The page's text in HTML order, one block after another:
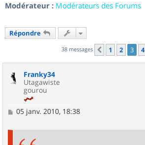
Modérateur : Modérateurs des Forums
Répondre
38 messages Précédent
1 2 3 4
Franky34
Utagawiste
gourou
M
05 janv. 2010, 18:38